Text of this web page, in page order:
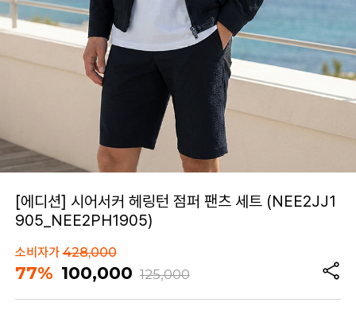
[에디션] 시어서커 헤링턴 점퍼 팬츠 세트 (NEE2JJ1
905_NEE2PH1905)
소비자가428,000
77% 100,000 125,000